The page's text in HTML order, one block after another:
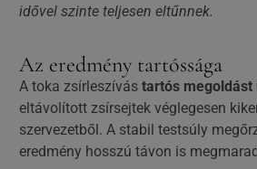
idővel szinte teljesen eltűnnek.
Az eredmény tartóssága
A toka zsírleszívás tartós megoldást
eltávolított zsírsejtek véglegesen
szervezetből. A stabil testsúly
eredmény hosszú távon is